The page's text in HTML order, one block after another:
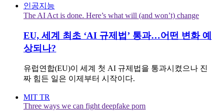
인공지능
The AI Act is done. Here’s what will (and won’t) change
EU, 세계 최초 ‘AI 규제법’ 통과…어떤 변화 예
상되나?
유럽연합(EU)이 세계 첫 AI 규제법을 통과시켰으나 진
짜 힘든 일은 이제부터 시작이다.
MIT TR
Three ways we can fight deepfake porn